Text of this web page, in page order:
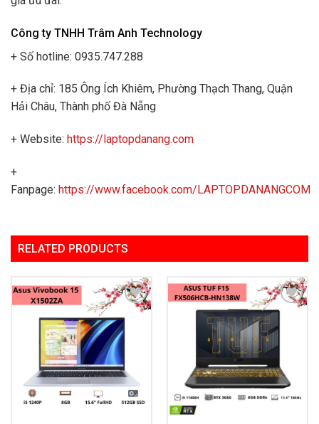
Công ty TNHH Trâm Anh Technology
+ Số hotline: 0935.747.288
+ Địa chỉ: 185 Ông Ích Khiêm, Phường Thạch Thang, Quận
Hải Châu, Thành phố Đà Nẵng
+ Website: https://laptopdanang.com
+
Fanpage: https://www.facebook.com/LAPTOPDANANGCOM
RELATED PRODUCTS
Add to
Wishlist
Add to